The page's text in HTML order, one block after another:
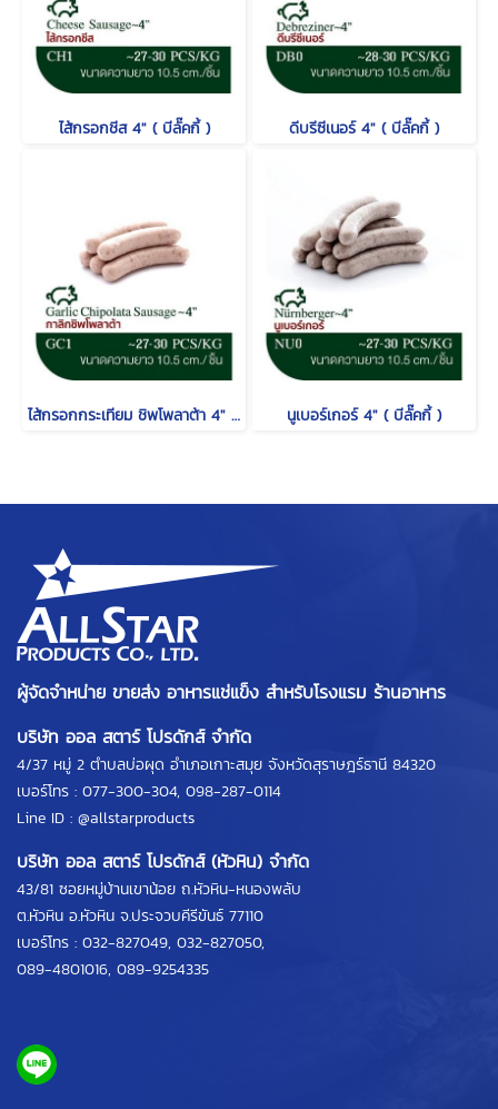
ไส้กรอกชีส 4" ( บีลั๊คกี้ ) ดีบรีซีเนอร์ 4" ( บีลั๊คกี้ )
ไส้กรอกกระเทียม ชิพโพลาต้า 4" ( บีลั๊คกี้ ) นูเบอร์เกอร์ 4" ( บีลั๊คกี้ )
ผู้จัดจำหน่าย ขายส่ง อาหารแช่แข็ง สำหรับโรงแรม ร้านอาหาร
บริษัท ออล สตาร์ โปรดักส์ จำกัด
4/37 หมู่ 2 ตำบลบ่อผุด อำเภอเกาะสมุย จังหวัดสุราษฎร์ธานี 84320
เบอร์โทร : 077-300-304, 098-287-0114
Line ID : @allstarproducts
บริษัท ออล สตาร์ โปรดักส์ (หัวหิน) จำกัด
43/81 ซอยหมู่บ้านเขาน้อย ถ.หัวหิน-หนองพลับ
ต.หัวหิน อ.หัวหิน จ.ประจวบคีรีขันธ์ 77110
เบอร์โทร : 032-827049, 032-827050,
089-4801016, 089-9254335